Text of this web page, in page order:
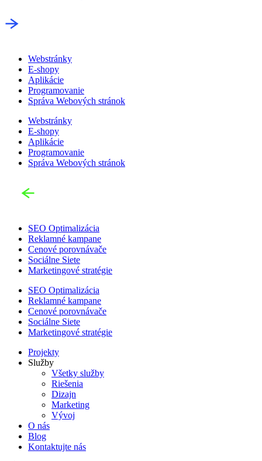
Webstránky
E-shopy
Aplikácie
Programovanie
Správa Webových stránok
Webstránky
E-shopy
Aplikácie
Programovanie
Správa Webových stránok
SEO Optimalizácia
Reklamné kampane
Cenové porovnávače
Sociálne Siete
Marketingové stratégie
SEO Optimalizácia
Reklamné kampane
Cenové porovnávače
Sociálne Siete
Marketingové stratégie
Projekty
Služby
Všetky služby
Riešenia
Dizajn
Marketing
Vývoj
O nás
Blog
Kontaktujte nás